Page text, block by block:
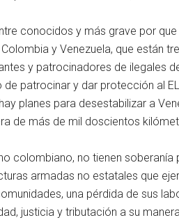
conocidos y más grave por
y Venezuela, que están
y patrocinadores de ilegales
patrocinar y dar protección al
planes para desestabilizar a
de más de mil doscientos
colombiano, no tienen soberanía
armadas no estatales que
una pérdida de sus
justicia y tributación a su